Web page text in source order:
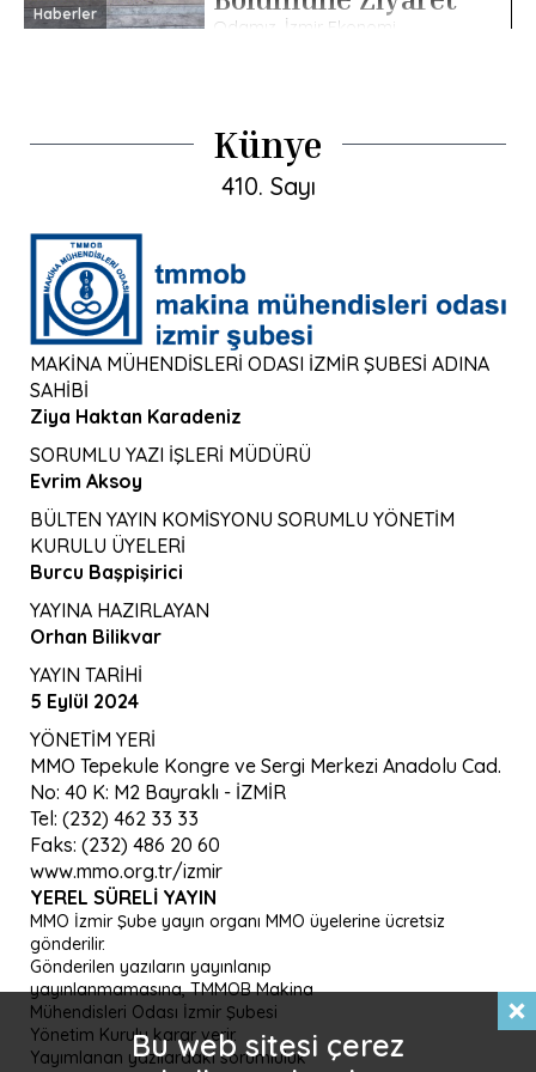
Haberler
Odamız, İzmir Ekonomi
Ayan, […]
Künye
410. Sayı
MAKİNA MÜHENDİSLERİ ODASI İZMİR ŞUBESİ ADINA
SAHİBİ
Ziya Haktan Karadeniz
SORUMLU YAZI İŞLERİ MÜDÜRÜ
Evrim Aksoy
BÜLTEN YAYIN KOMİSYONU SORUMLU YÖNETİM
KURULU ÜYELERİ
Burcu Başpişirici
YAYINA HAZIRLAYAN
Orhan Bilikvar
YAYIN TARİHİ
5 Eylül 2024
YÖNETİM YERİ
MMO Tepekule Kongre ve Sergi Merkezi Anadolu Cad.
No: 40 K: M2 Bayraklı - İZMİR
Tel: (232) 462 33 33
Faks: (232) 486 20 60
www.mmo.org.tr/izmir
YEREL SÜRELI YAYIN
MMO İzmir Şube yayın organı MMO üyelerine ücretsiz
gönderilir.
Gönderilen yazıların yayınlanıp
yayınlanmamasına, TMMOB Makina
Mühendisleri Odası İzmir Şubesi
Yönetim Kurulu karar verir.
Yayımlanan yazılardaki sorumluluk
Bu web sitesi çerez